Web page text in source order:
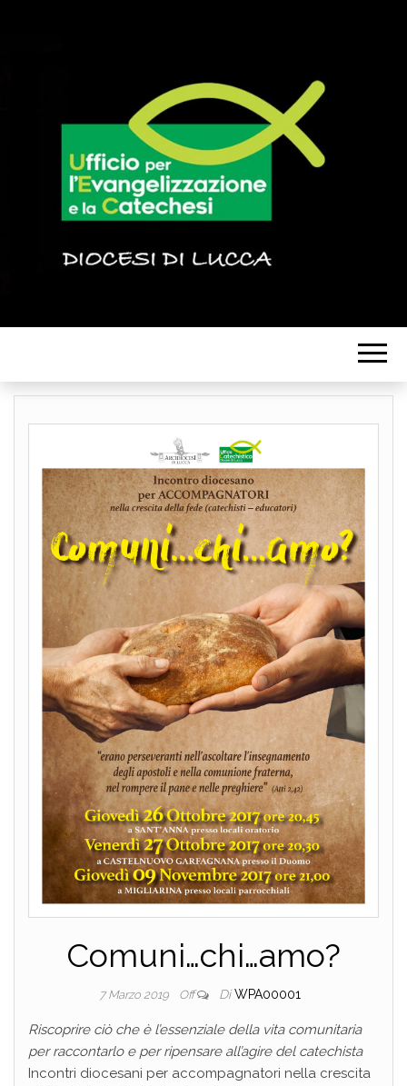
Comuni…chi…amo?
7 Marzo 2019 Off Di WPA00001
Riscoprire ciò che è l’essenziale della vita comunitaria
per raccontarlo e per ripensare all’agire del catechista
Incontri diocesani per accompagnatori nella crescita